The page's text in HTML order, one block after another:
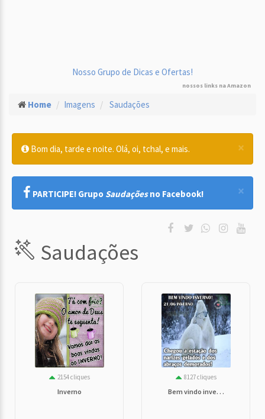
Nosso Grupo de Dicas e Ofertas!
nossos links na Amazon
Home Imagens Saudações
×
Bom dia, tarde e noite. Olá, oi, tchal, e mais.
×
PARTICIPE! Grupo Saudaçõesno Facebook!
Saudações
2154 cliques
Inverno
8127 cliques
Bem vindo inve. . .